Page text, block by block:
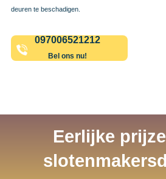
deuren te beschadigen.
097006521212
Bel ons nu!
Eerlijke